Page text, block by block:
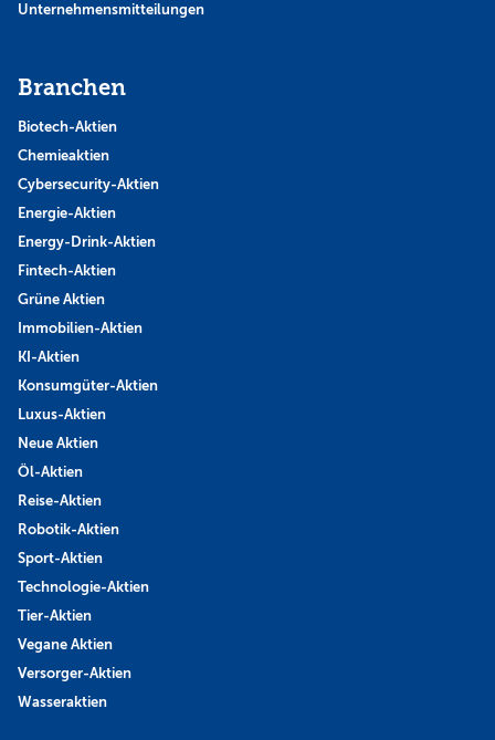
Unternehmensmitteilungen
Branchen
Biotech-Aktien
Chemieaktien
Cybersecurity-Aktien
Energie-Aktien
Energy-Drink-Aktien
Fintech-Aktien
Grüne Aktien
Immobilien-Aktien
KI-Aktien
Konsumgüter-Aktien
Luxus-Aktien
Neue Aktien
Öl-Aktien
Reise-Aktien
Robotik-Aktien
Sport-Aktien
Technologie-Aktien
Tier-Aktien
Vegane Aktien
Versorger-Aktien
Wasseraktien